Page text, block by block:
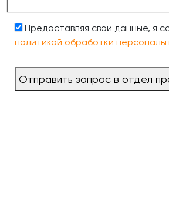
Предоставляя свои данные, я
политикой обработки
Отправить запрос в отдел